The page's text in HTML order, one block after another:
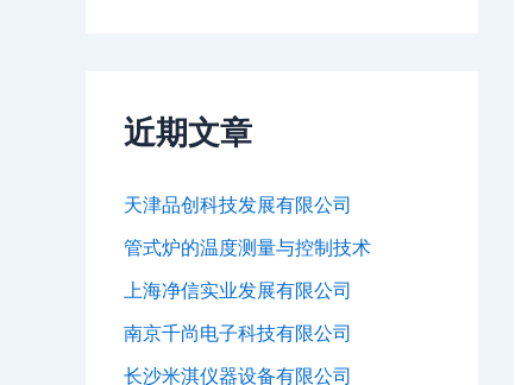
近期文章
天津品创科技发展有限公司
管式炉的温度测量与控制技术
上海净信实业发展有限公司
南京千尚电子科技有限公司
长沙米淇仪器设备有限公司